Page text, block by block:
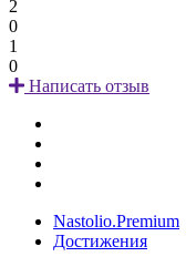
2
0
1
0
Написать отзыв
Nastolio.Premium
Достижения